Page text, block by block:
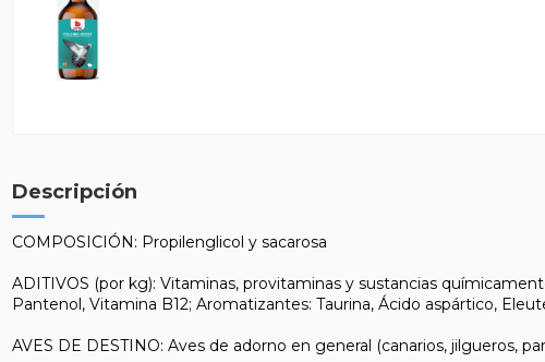
Descripción
COMPOSICIÓN: Propilenglicol y sacarosa
ADITIVOS (por kg): Vitaminas, provitaminas y sustancias
Pantenol, Vitamina B12; Aromatizantes: Taurina, Ácido aspártico,
AVES DE DESTINO: Aves de adorno en general (canarios, jilgueros,